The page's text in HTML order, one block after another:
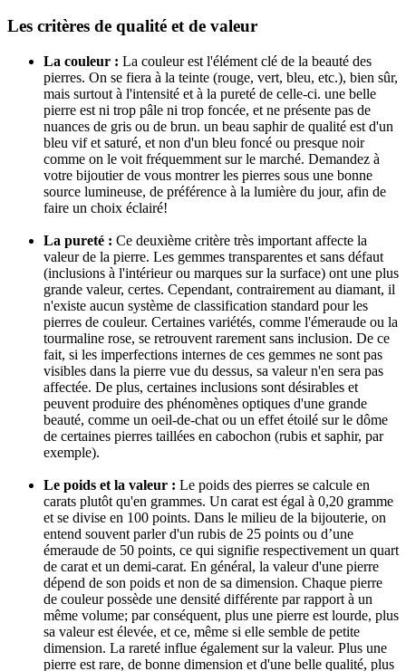
Les critères de qualité et de valeur
La couleur : La couleur est l'élément clé de la beauté des
pierres. On se fiera à la teinte (rouge, vert, bleu, etc.), bien sûr,
mais surtout à l'intensité et à la pureté de celle-ci. une belle
pierre est ni trop pâle ni trop foncée, et ne présente pas de
nuances de gris ou de brun. un beau saphir de qualité est d'un
bleu vif et saturé, et non d'un bleu foncé ou presque noir
comme on le voit fréquemment sur le marché. Demandez à
votre bijoutier de vous montrer les pierres sous une bonne
source lumineuse, de préférence à la lumière du jour, afin de
faire un choix éclairé!
La pureté : Ce deuxième critère très important affecte la
valeur de la pierre. Les gemmes transparentes et sans défaut
(inclusions à l'intérieur ou marques sur la surface) ont une plus
grande valeur, certes. Cependant, contrairement au diamant, il
n'existe aucun système de classification standard pour les
pierres de couleur. Certaines variétés, comme l'émeraude ou la
tourmaline rose, se retrouvent rarement sans inclusion. De ce
fait, si les imperfections internes de ces gemmes ne sont pas
visibles dans la pierre vue du dessus, sa valeur n'en sera pas
affectée. De plus, certaines inclusions sont désirables et
peuvent produire des phénomènes optiques d'une grande
beauté, comme un oeil-de-chat ou un effet étoilé sur le dôme
de certaines pierres taillées en cabochon (rubis et saphir, par
exemple).
Le poids et la valeur : Le poids des pierres se calcule en
carats plutôt qu'en grammes. Un carat est égal à 0,20 gramme
et se divise en 100 points. Dans le milieu de la bijouterie, on
entend souvent parler d'un rubis de 25 points ou d’une
émeraude de 50 points, ce qui signifie respectivement un quart
de carat et un demi-carat. En général, la valeur d'une pierre
dépend de son poids et non de sa dimension. Chaque pierre
de couleur possède une densité différente par rapport à un
même volume; par conséquent, plus une pierre est lourde, plus
sa valeur est élevée, et ce, même si elle semble de petite
dimension. La rareté influe également sur la valeur. Plus une
pierre est rare, de bonne dimension et d'une belle qualité, plus